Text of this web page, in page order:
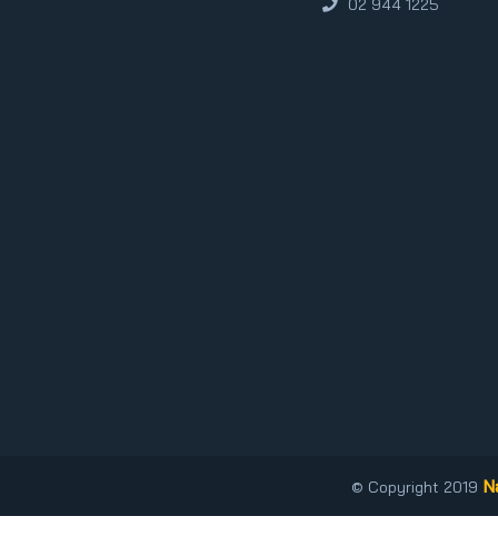
02 944 1225
© Copyright 2019